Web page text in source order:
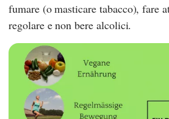
fumare (o masticare tabacco), fare
regolare e non bere alcolici.